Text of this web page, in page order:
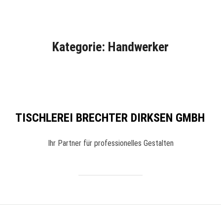
Kategorie: Handwerker
TISCHLEREI BRECHTER DIRKSEN GMBH
Ihr Partner für professionelles Gestalten